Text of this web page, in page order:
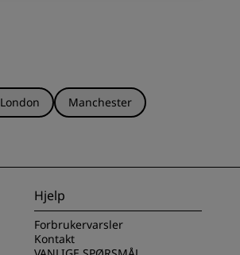
London
Manchester
Hjelp
Forbrukervarsler
Kontakt